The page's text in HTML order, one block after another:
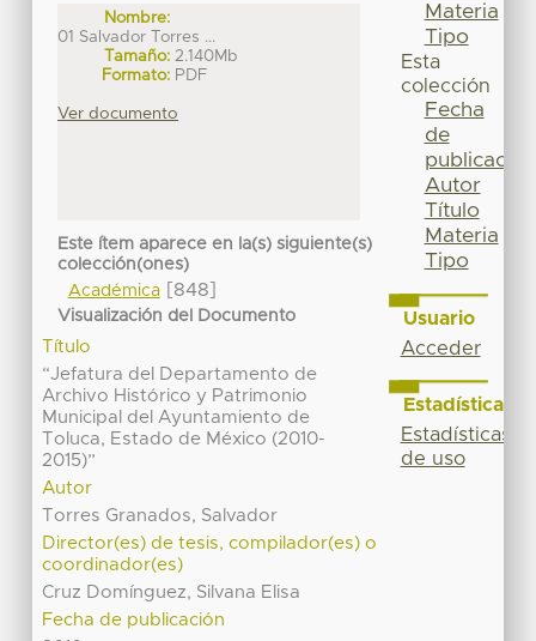
Nombre:
01 Salvador Torres ...
Tamaño: 2.140Mb
Formato: PDF
Ver documento
Este ítem aparece en la(s) siguiente(s)
colección(ones)
Académica[848]
Visualización del Documento
Título
“Jefatura del Departamento de
Archivo Histórico y Patrimonio
Municipal del Ayuntamiento de
Toluca, Estado de México (2010-
2015)”
Autor
Torres Granados, Salvador
Director(es) de tesis, compilador(es) o
coordinador(es)
Cruz Domínguez, Silvana Elisa
Fecha de publicación
Materia
Tipo
Esta
colección
Fecha
de
publicación
Autor
Título
Materia
Tipo
Usuario
Acceder
Estadísticas
Estadísticas
de uso